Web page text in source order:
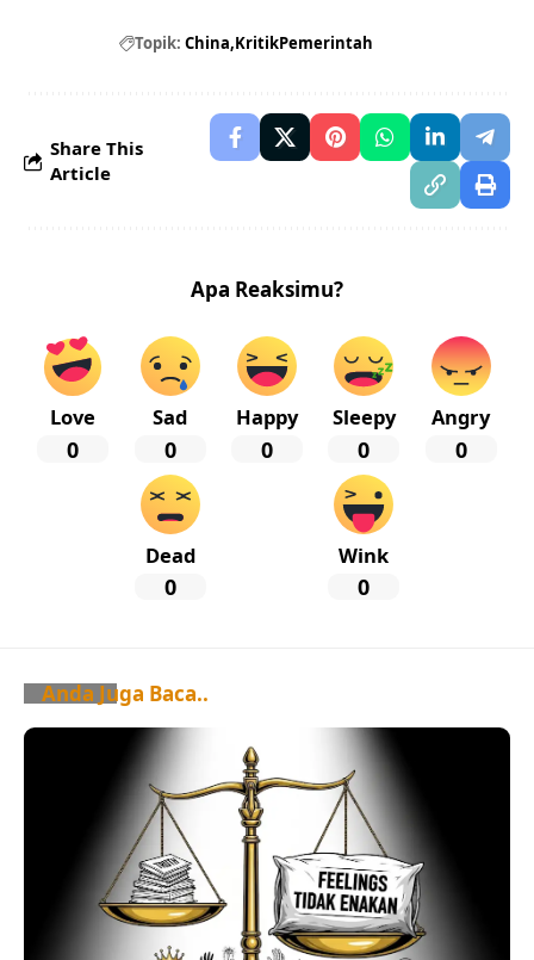
Topik: China KritikPemerintah
Share This
Article
Apa Reaksimu?
Love
0
Sad
0
Happy
0
Sleepy
0
Angry
0
Dead
0
Wink
0
Anda Juga Baca..